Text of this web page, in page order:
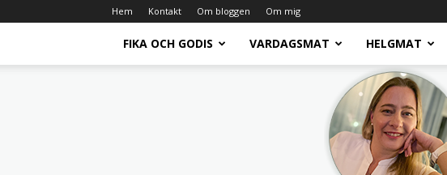
Hem Kontakt Om bloggen Om mig
FIKA OCH GODIS VARDAGSMAT HELGMAT